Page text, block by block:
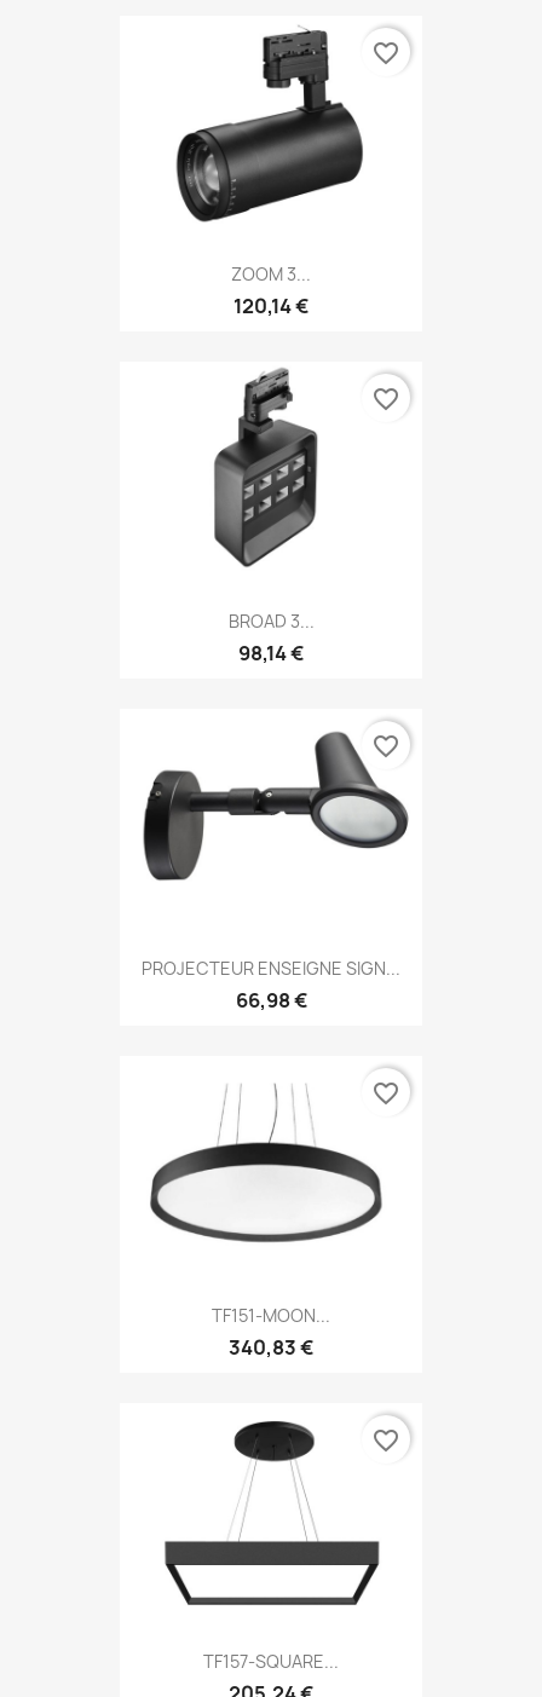
ZOOM 3...
120,14 €
favorite_border
BROAD 3...
98,14 €
favorite_border
PROJECTEUR ENSEIGNE SIGN...
66,98 €
favorite_border
TF151-MOON...
340,83 €
favorite_border
TF157-SQUARE...
favorite_border